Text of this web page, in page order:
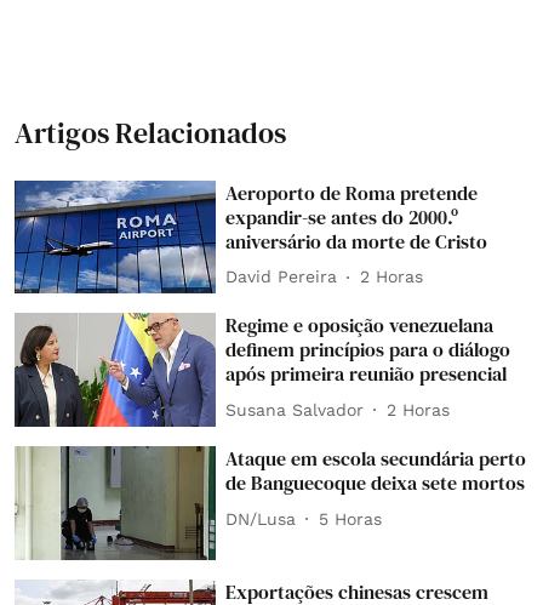
Artigos Relacionados
Aeroporto de Roma pretende
expandir-se antes do 2000.º
aniversário da morte de Cristo
David Pereira 2 Horas
Regime e oposição venezuelana
definem princípios para o diálogo
após primeira reunião presencial
Susana Salvador 2 Horas
Ataque em escola secundária perto
de Banguecoque deixa sete mortos
DN/Lusa 5 Horas
Exportações chinesas crescem